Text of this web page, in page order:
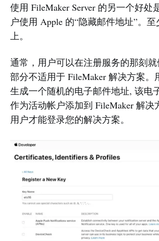
使用 FileMaker Server 的另一个好处
户使用 Apple 的“隐藏邮件地址”。
上。
通常，用户可以在注册服务的那刻
部分不适用于 FileMaker 解决方案。
生成一个随机的电子邮件地址, 该电
作为活动帐户添加到 FileMaker 解决
用户才能登录您的解决方案。